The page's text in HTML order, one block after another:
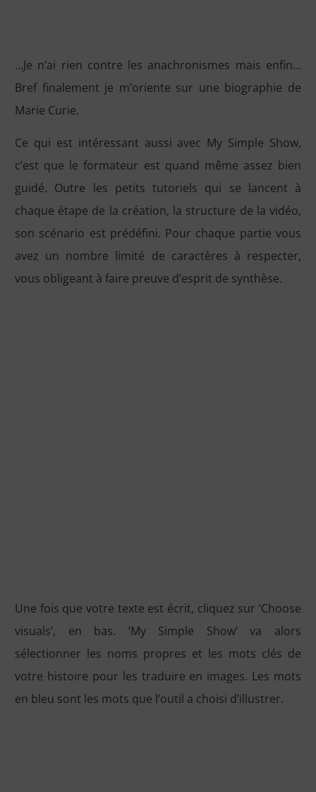
…Je n’ai rien contre les anachronismes mais enfin…
Bref finalement je m’oriente sur une biographie de
Marie Curie.
Ce qui est intéressant aussi avec My Simple Show,
c’est que le formateur est quand même assez bien
guidé. Outre les petits tutoriels qui se lancent à
chaque étape de la création, la structure de la vidéo,
son scénario est prédéfini. Pour chaque partie vous
avez un nombre limité de caractères à respecter,
vous obligeant à faire preuve d’esprit de synthèse.
Une fois que votre texte est écrit, cliquez sur ‘Choose
visuals’, en bas. ‘My Simple Show’ va alors
sélectionner les noms propres et les mots clés de
votre histoire pour les traduire en images. Les mots
en bleu sont les mots que l’outil a choisi d’illustrer.